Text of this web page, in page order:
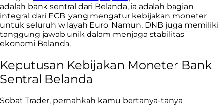
adalah bank sentral dari Belanda, ia adalah bagian
integral dari ECB, yang mengatur kebijakan moneter
untuk seluruh wilayah Euro. Namun, DNB juga memiliki
tanggung jawab unik dalam menjaga stabilitas
ekonomi Belanda.
Keputusan Kebijakan Moneter Bank
Sentral Belanda
Sobat Trader, pernahkah kamu bertanya-tanya